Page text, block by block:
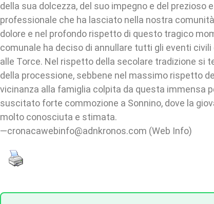
della sua dolcezza, del suo impegno e del prezioso
professionale che ha lasciato nella nostra
dolore e nel profondo rispetto di questo tragico
comunale ha deciso di annullare tutti gli eventi
alle Torce. Nel rispetto della secolare tradizione si
della processione, sebbene nel massimo rispetto
vicinanza alla famiglia colpita da questa immensa
suscitato forte commozione a Sonnino, dove la
molto conosciuta e stimata.
—cronacawebinfo@adnkronos.com (Web Info)